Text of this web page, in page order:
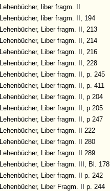
Lehenbücher, liber fragm. II
Lehenbücher, liber fragm. II, 194
Lehenbücher, Liber fragm. II, 213
Lehenbücher, Liber fragm. II, 214
Lehenbücher, Liber fragm. II, 216
Lehenbücher, Liber fragm. II, 228
Lehenbücher, Liber fragm. II, p. 245
Lehenbücher, Liber fragm. II, p. 411
Lehenbücher, Liber fragm. II, p 204
Lehenbücher, Liber fragm. II, p 205
Lehenbücher, Liber fragm. II, p 247
Lehenbücher, Liber fragm. II 222
Lehenbücher, Liber fragm. II 280
Lehenbücher, Liber fragm. II 289
Lehenbücher, Liber fragm. III, Bl. 178
Lehenbücher, Liber fragm. II p. 242
Lehenbücher, Liber Fragm. II p. 244